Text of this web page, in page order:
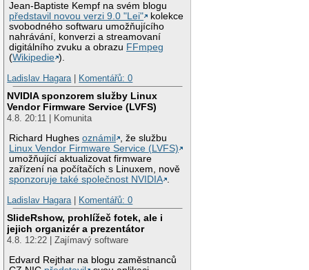
Jean-Baptiste Kempf na svém blogu
představil novou verzi 9.0 "Lei"
kolekce
svobodného softwaru umožňujícího
nahrávání, konverzi a streamovaní
digitálního zvuku a obrazu FFmpeg
(Wikipedie ).
Ladislav Hagara
Komentářů: 0
NVIDIA sponzorem služby Linux
Vendor Firmware Service (LVFS)
4.8. 20:11 | Komunita
Richard Hughesoznámil
, že službu
Linux Vendor Firmware Service (LVFS)
umožňující aktualizovat firmware
zařízení na počítačích s Linuxem, nově
sponzoruje také společnost NVIDIA .
Ladislav Hagara | Komentářů: 0
SlideRshow, prohlížeč fotek, ale i
jejich organizér a prezentátor
4.8. 12:22 | Zajímavý software
Edvard Rejthar na blogu zaměstnanců